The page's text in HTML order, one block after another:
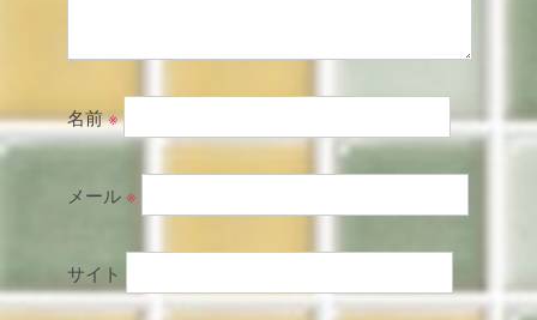
名前※
メール ※
サイト